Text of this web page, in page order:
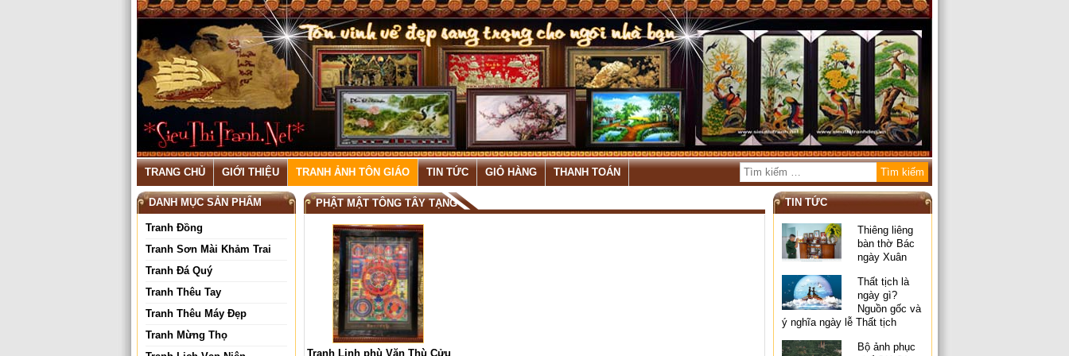
TRANG CHỦ GIỚI THIỆU TRANH ẢNH TÔN GIÁO TIN TỨC GIỎ HÀNG THANH TOÁN
DANH MỤC SẢN PHẨM
Tranh Đồng
Tranh Sơn Mài Khảm Trai
Tranh Đá Quý
Tranh Thêu Tay
Tranh Thêu Máy Đẹp
Tranh Mừng Thọ
PHẬT MẬT TÔNG TÂY TẠNG
Tranh Linh phù Văn Thù Cửu
TIN TỨC
Thiêng liêng
bàn thờ Bác
ngày Xuân
Thất tịch là
ngày gì?
Nguồn gốc và
ý nghĩa ngày lễ Thất tịch
Bộ ảnh phục